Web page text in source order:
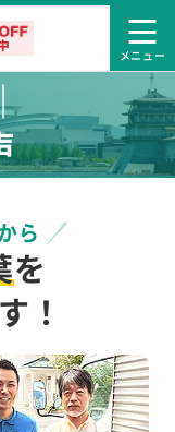
ら
を
！